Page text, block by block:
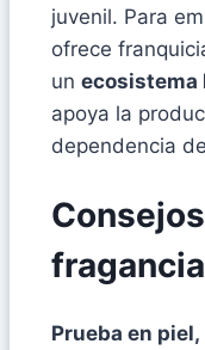
juvenil. Para
ofrece
un ecosistema
apoya la
dependencia
fragancia
Prueba en piel,